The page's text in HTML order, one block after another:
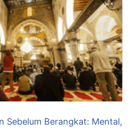
Sebelum Berangkat: Mental,